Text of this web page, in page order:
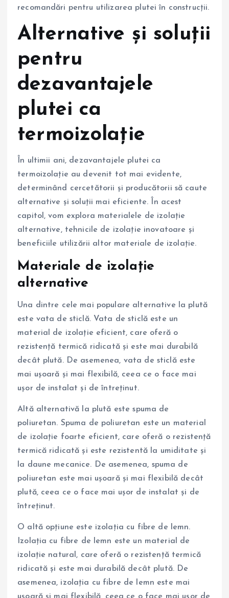
recomandări pentru utilizarea plutei în construcții.
Alternative și soluții
pentru
dezavantajele
plutei ca
termoizolație
În ultimii ani, dezavantajele plutei ca
termoizolație au devenit tot mai evidente,
determinând cercetătorii și producătorii să caute
alternative și soluții mai eficiente. În acest
capitol, vom explora materialele de izolație
alternative, tehnicile de izolație inovatoare și
beneficiile utilizării altor materiale de izolație.
Materiale de izolație
alternative
Una dintre cele mai populare alternative la plută
este vata de sticlă. Vata de sticlă este un
material de izolație eficient, care oferă o
rezistență termică ridicată și este mai durabilă
decât plută. De asemenea, vata de sticlă este
mai ușoară și mai flexibilă, ceea ce o face mai
ușor de instalat și de întreținut.
Altă alternativă la plută este spuma de
poliuretan. Spuma de poliuretan este un material
de izolație foarte eficient, care oferă o rezistență
termică ridicată și este rezistentă la umiditate și
la daune mecanice. De asemenea, spuma de
poliuretan este mai ușoară și mai flexibilă decât
plută, ceea ce o face mai ușor de instalat și de
întreținut.
O altă opțiune este izolația cu fibre de lemn.
Izolația cu fibre de lemn este un material de
izolație natural, care oferă o rezistență termică
ridicată și este mai durabilă decât plută. De
asemenea, izolația cu fibre de lemn este mai